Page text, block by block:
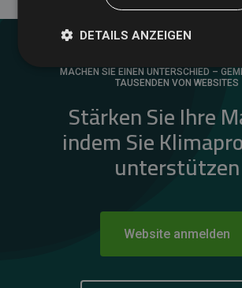
MACHEN SIE EINEN UNTERSCHIED –
TAUSENDEN VON WEBSITES
Stärken Sie Ihre
indem Sie
unterstützen
Website anmelden
DETAILS ANZEIGEN